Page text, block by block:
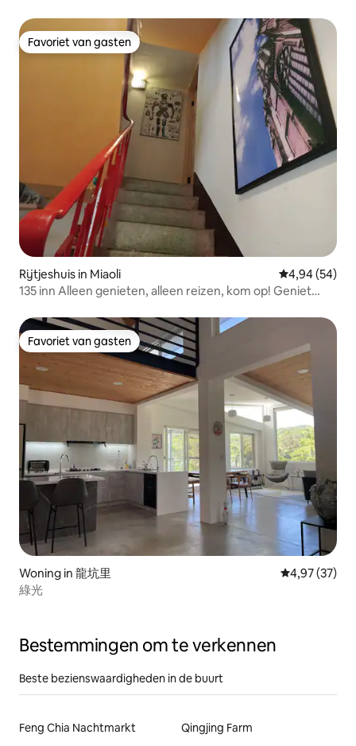
Favoriet van gasten
Favoriet van gasten
Rijtjeshuis in Miaoli Gemiddelde
4,94 (54)
135 inn Alleen genieten, alleen reizen, kom op! Geniet
Favoriet van gasten
Favoriet van gasten
Woning in 龍坑里 Gemiddelde
4,97 (37)
綠光
Bestemmingen om te verkennen
Beste bezienswaardigheden in de buurt
Feng Chia Nachtmarkt Qingjing Farm